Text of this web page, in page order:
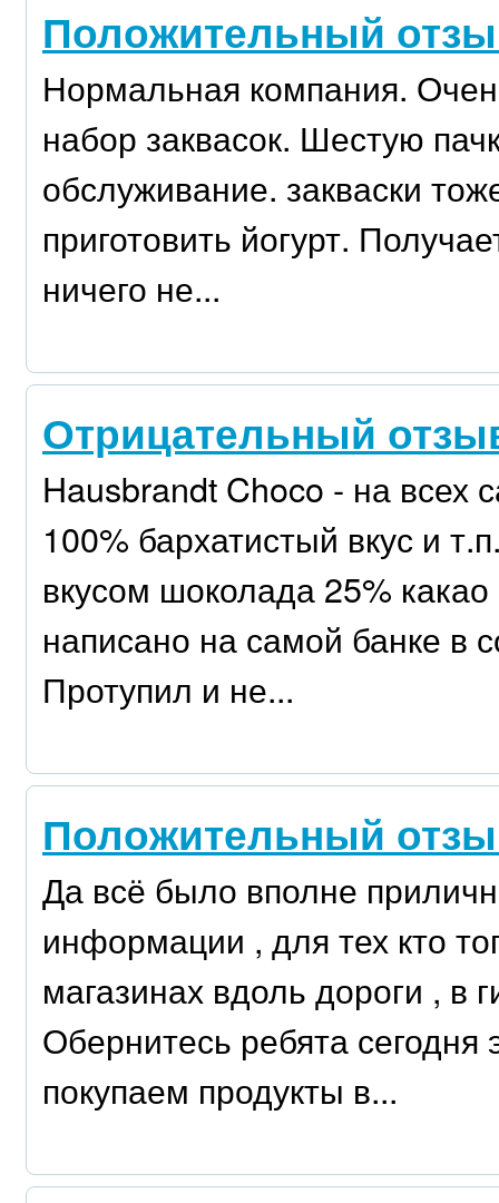
Положительный
Нормальная компания.
набор заквасок. Шестую
обслуживание. закваски
приготовить йогурт.
ничего не...
Отрицательный
Hausbrandt Choco - на всех
100% бархатистый вкус и
вкусом шоколада 25%
написано на самой банке в
Протупил и не...
Положительный
Да всё было вполне
информации , для тех кто
магазинах вдоль дороги , в
Обернитесь ребята сегодня
покупаем продукты в...